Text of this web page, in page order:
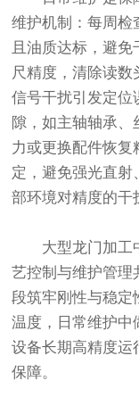
维护机制：每周检
且油质达标，避
尺精度，清除读
信号干扰引发定位
隙，如主轴轴承
力或更换配件恢复
定，避免强光直射
部环境对精度的干
大型龙门加工中
艺控制与维护管理
段筑牢刚性与稳定
温度，日常维护中
设备长期高精度运
保障。